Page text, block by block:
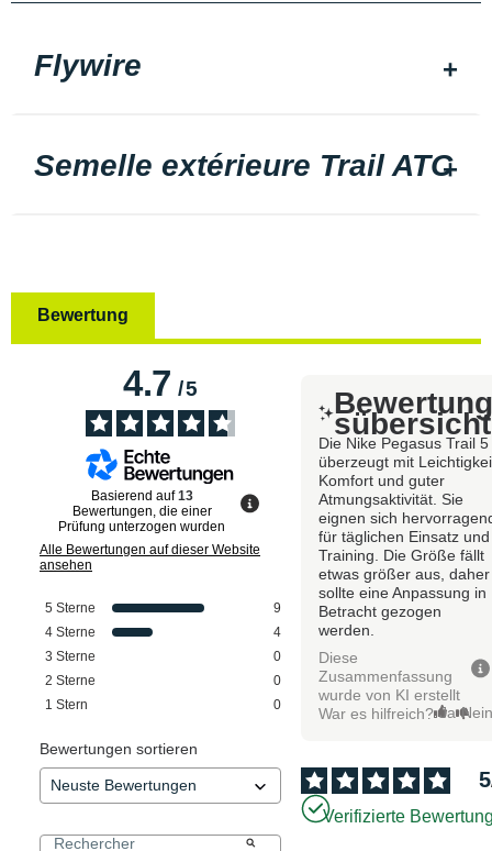
Flywire
Semelle extérieure Trail ATC
Bewertung
4.7/5
Basierend auf13
Bewertungen, die einer
Prüfung unterzogen wurden
Alle Bewertungen auf dieser Website
ansehen
5 Sterne
9
4 Sterne
4
3 Sterne
0
2 Sterne
0
1 Stern 0
Bewertungen sortieren
sübersicht
Die Nike Pegasus Trail 5
überzeugt mit
Komfort und guter
Atmungsaktivität. Sie
eignen sich
für täglichen Einsatz und
Training. Die Größe fällt
etwas größer aus, daher
sollte eine Anpassung in
Betracht gezogen
werden.
Diese
Zusammenfassung
wurde von KI erstellt
War es hilfreich? Ja
5
Verifizierte